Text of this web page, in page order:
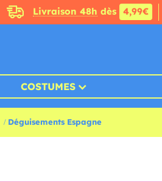
Livraison 48h dès 4,99€
COSTUMES
Déguisements Espagne